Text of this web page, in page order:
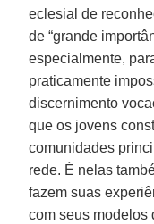
eclesial de
de “grande
especialmente,
praticamente
discernimento
que os jovens
comunidades
rede. É nelas
fazem suas
com seus modelos